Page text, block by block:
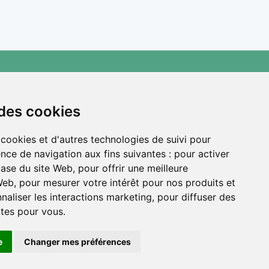
cookies
et d'autres technologies de suivi pour
de navigation aux fins suivantes : pour activer
du site Web, pour offrir une meilleure
, pour mesurer votre intérêt pour nos produits et
les interactions marketing, pour diffuser des
pour vous.
Changer mes préférences
et les
gratuit,
dossier
Qui sommes-nous ?
Nos articles et ressources
Contact